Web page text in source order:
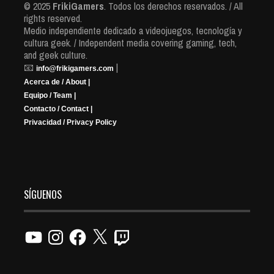
© 2025 FrikiGamers. Todos los derechos reservados. / All
rights reserved.
Medio independiente dedicado a videojuegos, tecnología y
cultura geek. / Independent media covering gaming, tech,
and geek culture.
📧 info@frikigamers.com |
Acerca de / About |
Equipo / Team |
Contacto / Contact |
Privacidad / Privacy Policy
SÍGUENOS
YouTubeInstagramFacebook
X Twitch